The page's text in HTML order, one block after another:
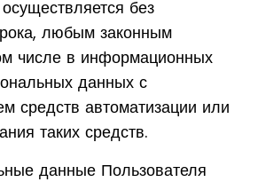
без
любым законным
числе в информационных
данных с
средств автоматизации или
таких средств.
данные Пользователя